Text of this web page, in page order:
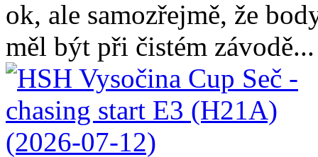
ok, ale samozřejmě, že
měl být při čistém závodě...